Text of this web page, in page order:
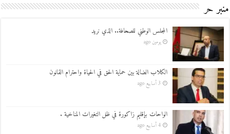
منبر حر
المجلس الوطني للصحافة.. الذي نريد
يومين ago
الكلاب الضالة بين حماية الحق في الحياة واحترام القانون
3 أسابيع ago
الواحات بإقليم زاكورة في ظل التغيرات المناخية .
4 أسابيع ago